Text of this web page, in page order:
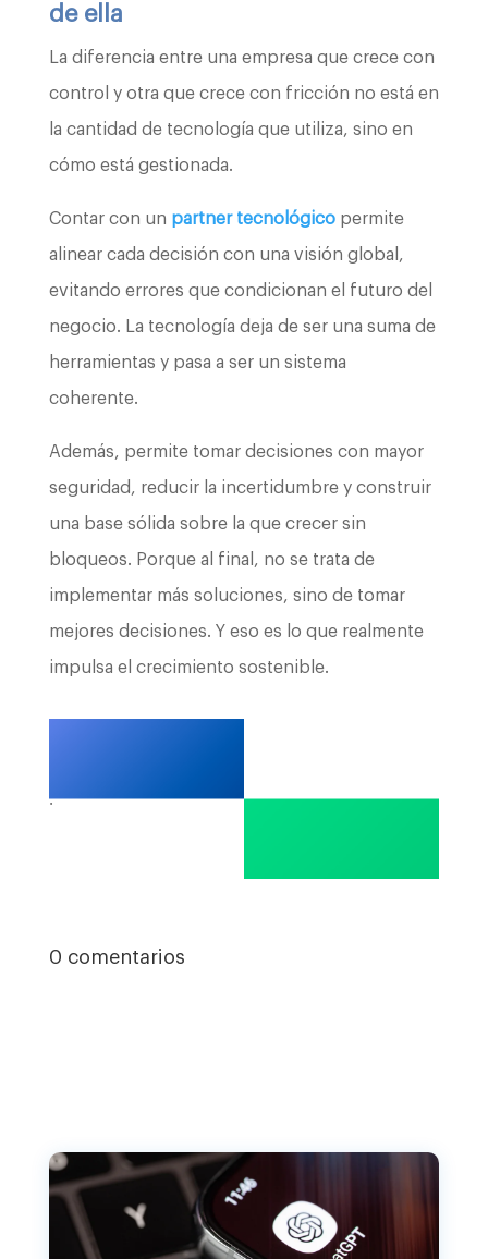
de ella
La diferencia entre una empresa que crece con
control y otra que crece con fricción no está en
la cantidad de tecnología que utiliza, sino en
cómo está gestionada.
Contar con un partner tecnológicopermite
alinear cada decisión con una visión global,
evitando errores que condicionan el futuro del
negocio. La tecnología deja de ser una suma de
herramientas y pasa a ser un sistema
coherente.
Además, permite tomar decisiones con mayor
seguridad, reducir la incertidumbre y construir
una base sólida sobre la que crecer sin
bloqueos. Porque al final, no se trata de
implementar más soluciones, sino de tomar
mejores decisiones. Y eso es lo que realmente
impulsa el crecimiento sostenible.
.
0 comentarios